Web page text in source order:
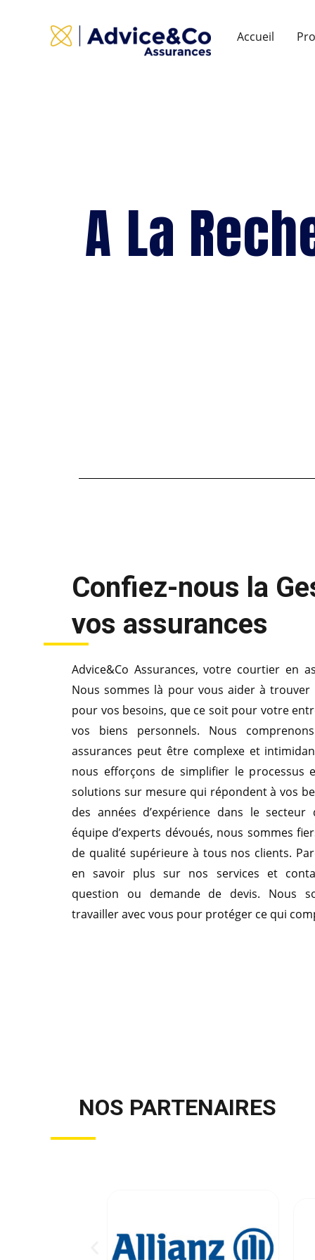
Accueil
A La
Confiez-nous la
vos assurances
Advice&Co Assurances, votre courtier en
Nous sommes là pour vous aider à trouver
pour vos besoins, que ce soit pour votre
vos biens personnels. Nous
assurances peut être complexe et
nous efforçons de simplifier le processus
solutions sur mesure qui répondent à vos
des années d’expérience dans le secteur
équipe d’experts dévoués, nous sommes
de qualité supérieure à tous nos clients.
en savoir plus sur nos services et
question ou demande de devis. Nous
travailler avec vous pour protéger ce qui
NOS PARTENAIRES